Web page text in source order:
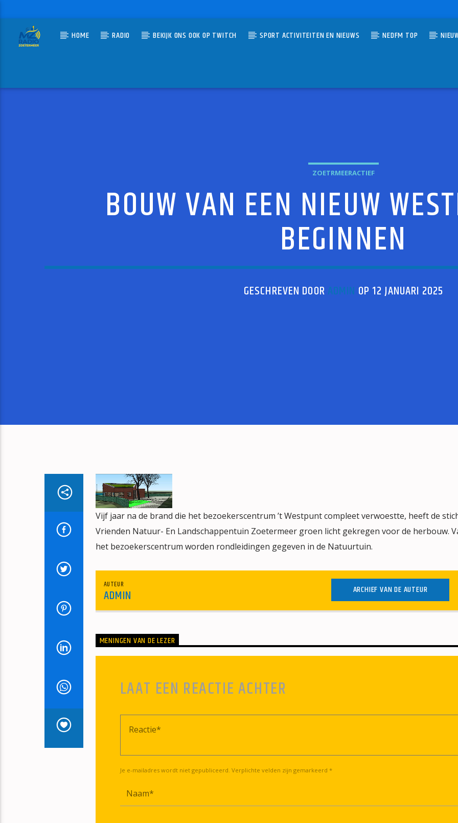
HOME RADIO BEKIJK ONS OOK OP TWITCH SPORT ACTIVITEITEN EN NIEUWS NEDFM TOP
ZOETRMEERACTIEF
BOUW VAN EEN NIEUW
BEGINNEN
GESCHREVEN DOOR ADMIN OP 12 JANUARI 2025
Vijf jaar na de brand die het bezoekerscentrum ’t Westpunt compleet verwoestte, heeft de
Vrienden Natuur- En Landschappentuin Zoetermeer groen licht gekregen voor de herbouw.
het bezoekerscentrum worden rondleidingen gegeven in de Natuurtuin.
AUTEUR
ADMIN ARCHIEF VAN DE AUTEUR
MENINGEN VAN DE LEZER
LAAT EEN REACTIE ACHTER
Je e-mailadres wordt niet gepubliceerd. Verplichte velden zijn gemarkeerd *